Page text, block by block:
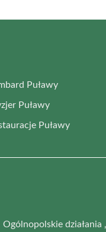
Puławy
Puławy
Puławy
Ogólnopolskie działania